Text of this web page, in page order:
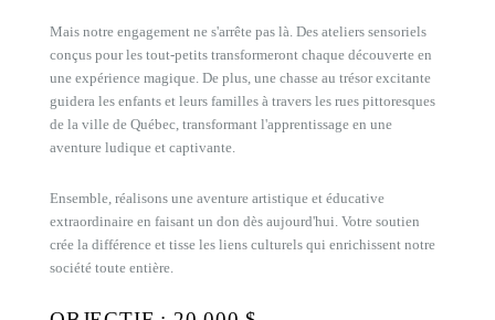
Mais notre engagement ne s'arrête pas là. Des ateliers sensoriels
conçus pour les tout-petits transformeront chaque découverte en
une expérience magique. De plus, une chasse au trésor excitante
guidera les enfants et leurs familles à travers les rues pittoresques
de la ville de Québec, transformant l'apprentissage en une
aventure ludique et captivante.
Ensemble, réalisons une aventure artistique et éducative
extraordinaire en faisant un don dès aujourd'hui. Votre soutien
crée la différence et tisse les liens culturels qui enrichissent notre
société toute entière.